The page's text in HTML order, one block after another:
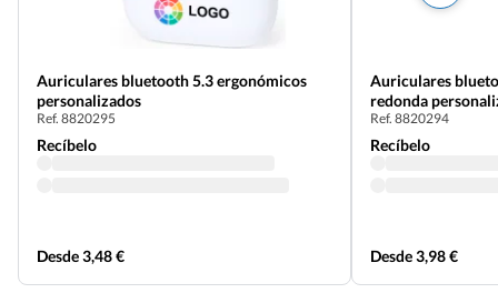
Auriculares bluetooth 5.3 ergonómicos
personalizados
Ref. 8820295
Recíbelo
Desde 3,48 €
Auriculares
redonda
Ref. 8820294
Recíbelo
Desde 3,98 €